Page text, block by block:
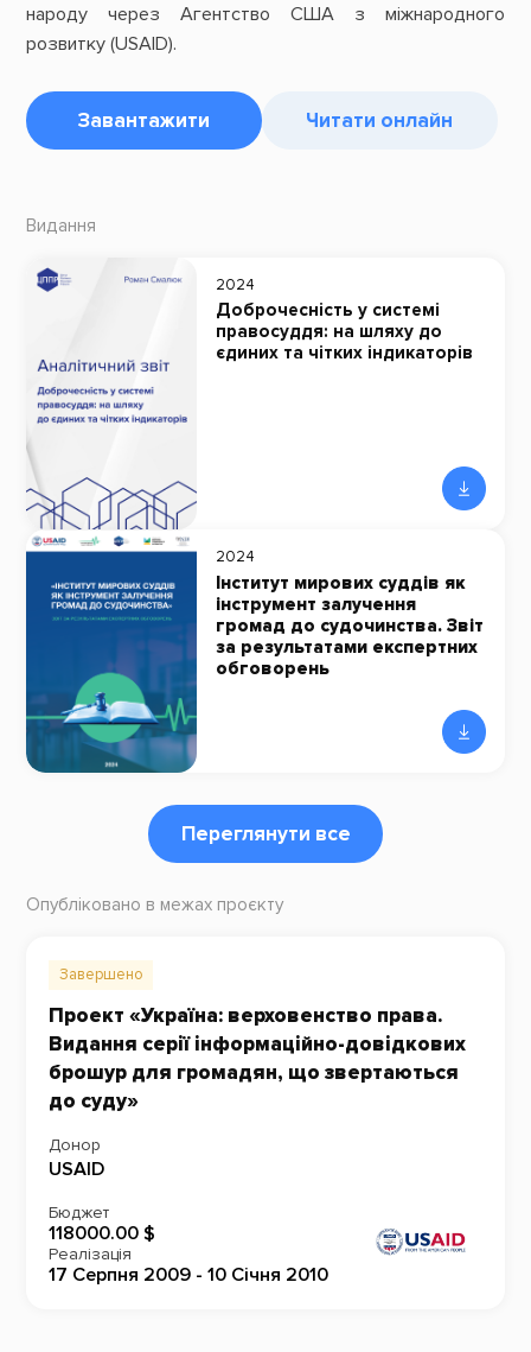
народу через Агентство США з міжнародного
розвитку (USAID).
Завантажити Читати онлайн
Видання
2024
Доброчесність у системі
правосуддя: на шляху до
єдиних та чітких індикаторів
2024
Інститут мирових суддів як
інструмент залучення
громад до судочинства. Звіт
за результатами експертних
обговорень
Переглянути все
Опубліковано в межах проєкту
Завершено
Проект «Україна: верховенство права.
Видання серії інформаційно-довідкових
брошур для громадян, що звертаються
до суду»
Донор
USAID
Бюджет
118000.00 $
Реалізація
17 Серпня 2009 - 10 Січня 2010